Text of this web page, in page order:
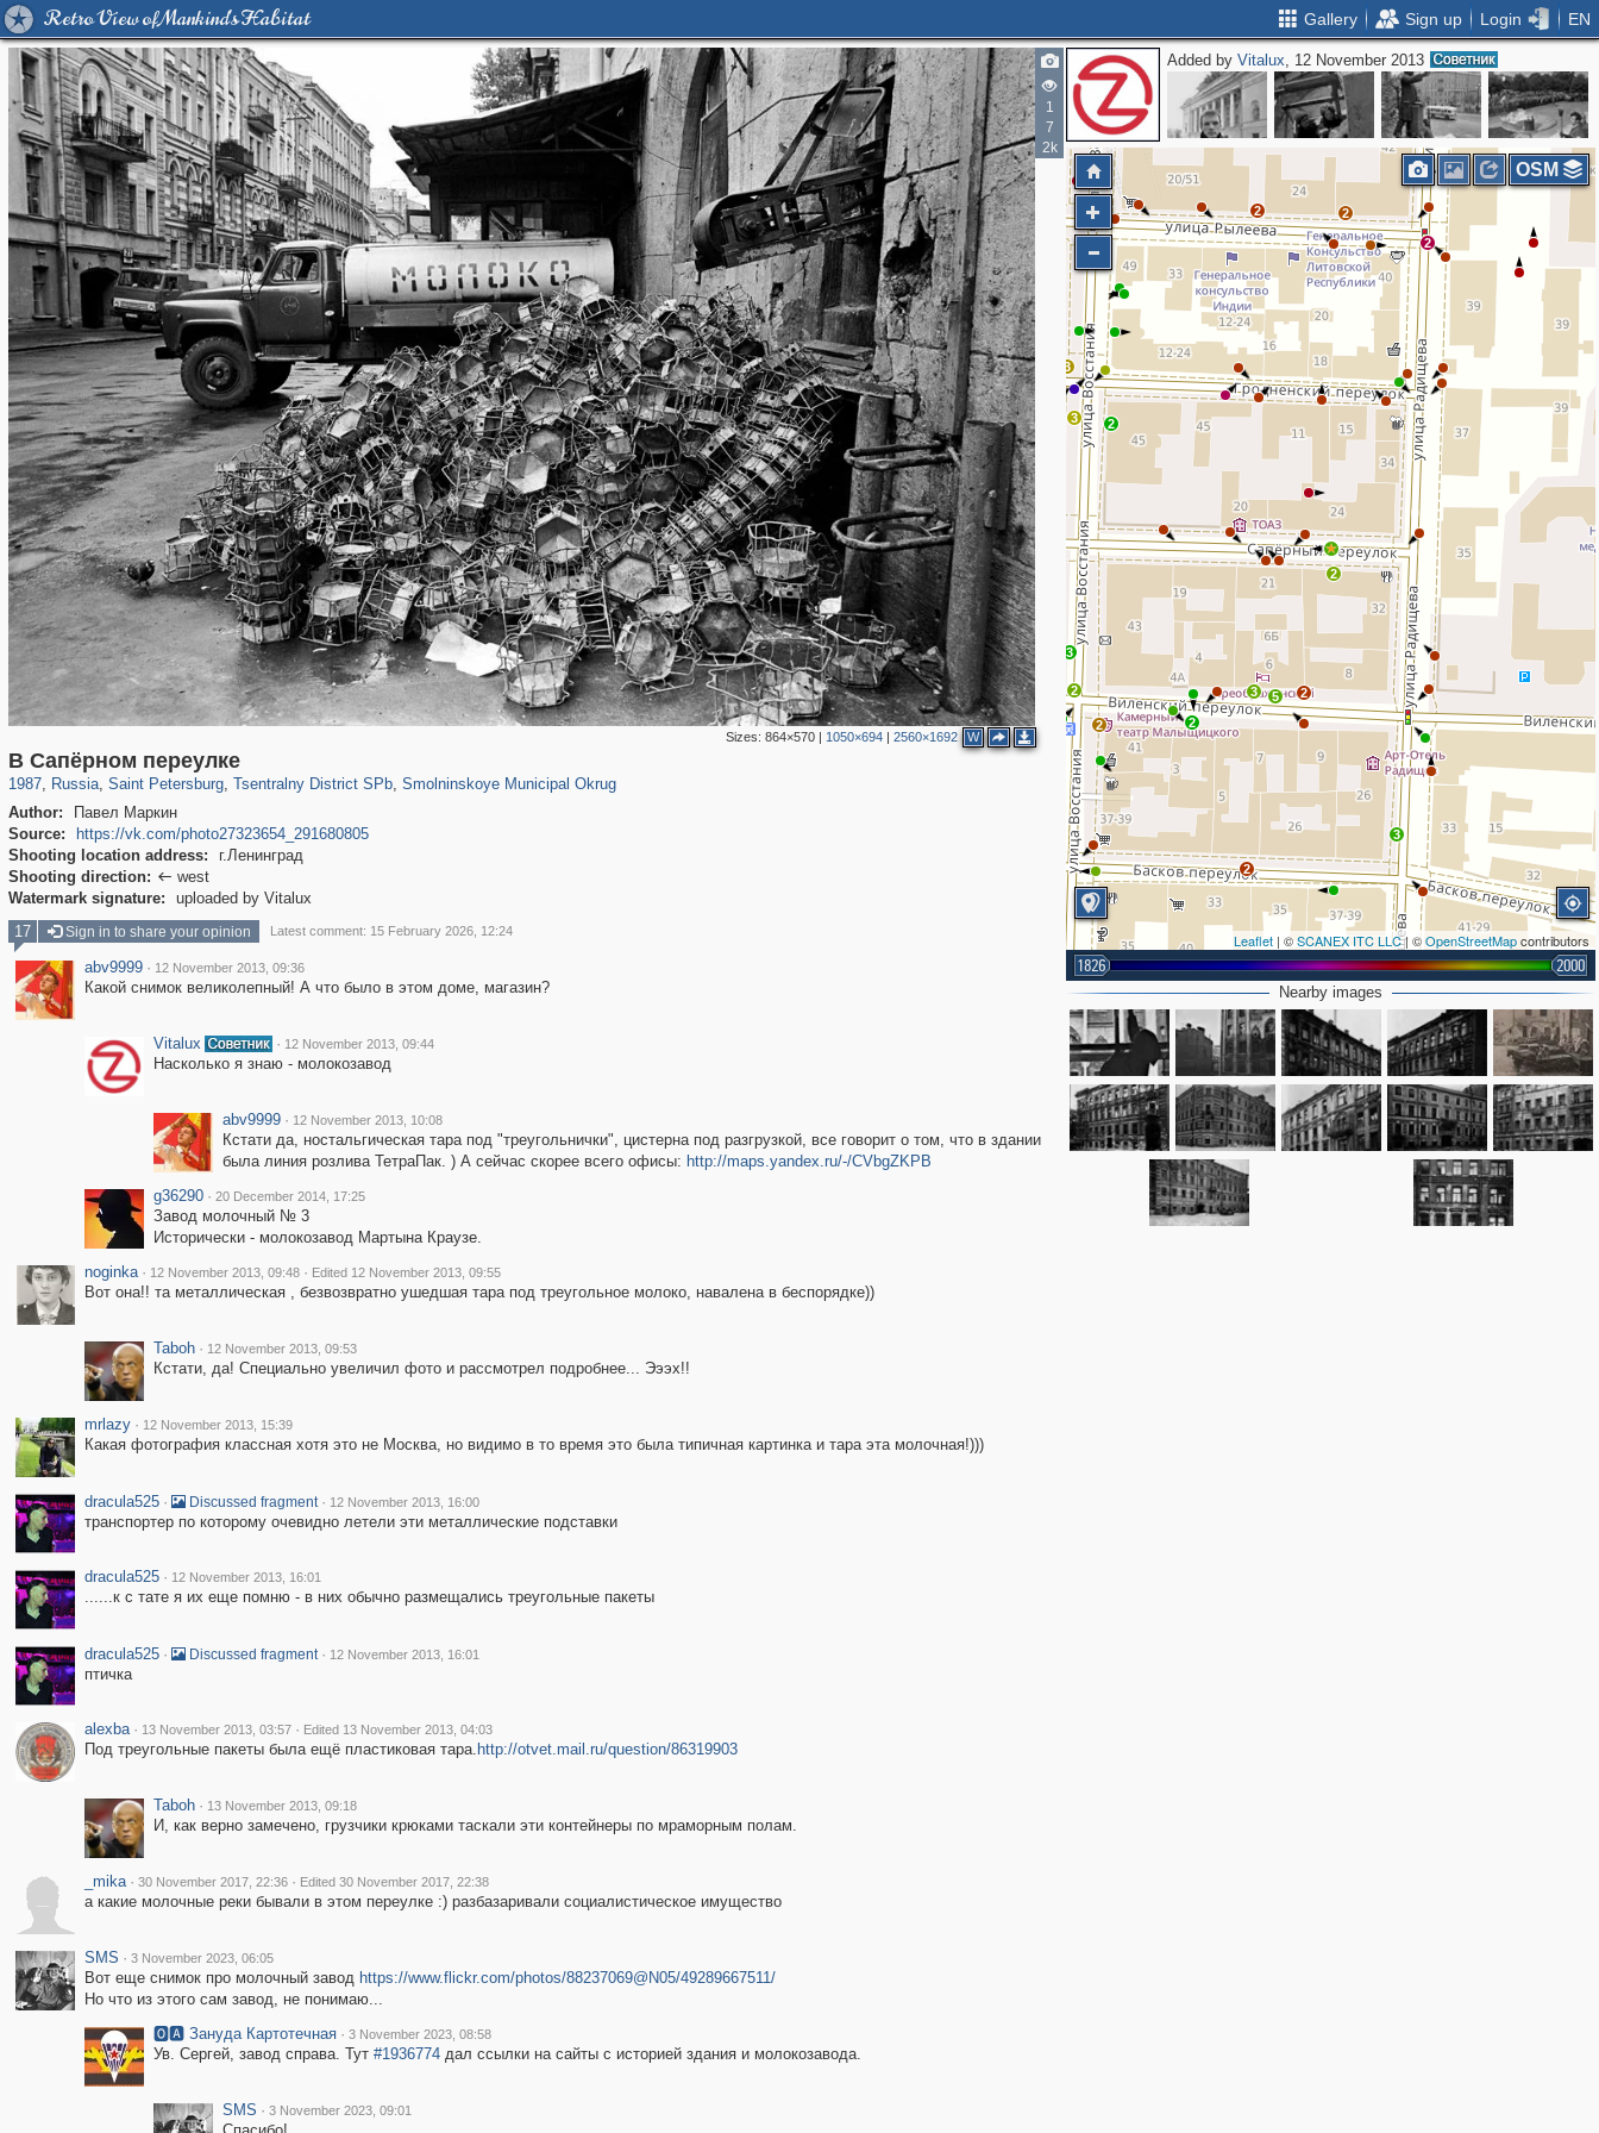
Retro View of Mankind's Habitat Gallery Sign up Login EN
1
7
2k
Sizes: 864×570| 1050×694| 2560×1692 W
В Сапёрном переулке
1987, Russia
1,406,856 29,243
, Saint Petersburg
197,175 5,709
, Tsentralny District SPb
50,244
, Smolninskoye Municipal Okrug
Author:
Павел Маркин
Source:
https://vk.com/photo27323654_291680805
Shooting location address:
г.Ленинград
Shooting direction:  west
Watermark signature:
uploaded by Vitalux
Added byVitalux, 12 November 2013
2
3
3 2
3
3
2
2
2
2
5 2
3
2
2
3
2
2 2
3
Leaflet | ©SCANEX ITC LLC| ©OpenStreetMapcontributors
1826 2000
OSM
Nearby images
17 Sign in to share your opinion Latest comment: 15 February 2026, 12:24
abv9999 · 12 November 2013, 09:36
Какой снимок великолепный! А что было в этом доме, магазин?
Vitalux · 12 November 2013, 09:44
Насколько я знаю - молокозавод
abv9999 · 12 November 2013, 10:08
Кстати да, ностальгическая тара под "треугольнички", цистерна под разгрузкой, все говорит о том, что в здании
была линия розлива ТетраПак. ) А сейчас скорее всего офисы: http://maps.yandex.ru/-/CVbgZKPB
g36290 · 20 December 2014, 17:25
Завод молочный № 3
Исторически - молокозавод Мартына Краузе.
noginka · 12 November 2013, 09:48 · Edited 12 November 2013, 09:55
Вот она!! та металлическая , безвозвратно ушедшая тара под треугольное молоко, навалена в беспорядке))
Taboh · 12 November 2013, 09:53
Кстати, да! Специально увеличил фото и рассмотрел подробнее... Эээх!!
mrlazy · 12 November 2013, 15:39
Какая фотография классная хотя это не Москва, но видимо в то время это была типичная картинка и тара эта молочная!)))
dracula525 · Discussed fragment · 12 November 2013, 16:00
транспортер по которому очевидно летели эти металлические подставки
dracula525 · 12 November 2013, 16:01
......к с тате я их еще помню - в них обычно размещались треугольные пакеты
dracula525 · Discussed fragment · 12 November 2013, 16:01
птичка
alexba · 13 November 2013, 03:57 · Edited 13 November 2013, 04:03
Под треугольные пакеты была ещё пластиковая тара. http://otvet.mail.ru/question/86319903
Taboh · 13 November 2013, 09:18
И, как верно замечено, грузчики крюками таскали эти контейнеры по мраморным полам.
_mika · 30 November 2017, 22:36 · Edited 30 November 2017, 22:38
а какие молочные реки бывали в этом переулке :) разбазаривали социалистическое имущество
SMS · 3 November 2023, 06:05
Вот еще снимок про молочный завод https://www.flickr.com/photos/88237069@N05/49289667511/
Но что из этого сам завод, не понимаю...
🅾🅰 Зануда Картотечная · 3 November 2023, 08:58
Ув. Сергей, завод справа. Тут #1936774дал ссылки на сайты с историей здания и молокозавода.
SMS · 3 November 2023, 09:01